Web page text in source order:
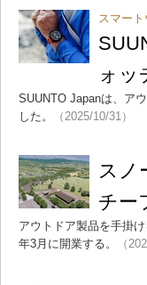
スマート
ォッ
SUUNTO Japanは、ア
した。
（2025/10/31）
スノ
チー
アウトドア製品を手掛
年3月に開業する。
（